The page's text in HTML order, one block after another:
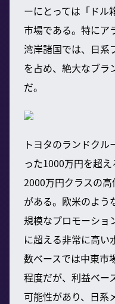
ーにとっては「ドル
市場である。特にア
湾岸諸国では、日系
を占め、絶大なブラ
だ。
トヨタのランドク
った1000万円を超え
2000万円クラスの
がある。欧米のよう
規模なプロモーショ
に超える非常に高い
数ベースでは中東市
程度だが、利益ベー
可能性があり、日系